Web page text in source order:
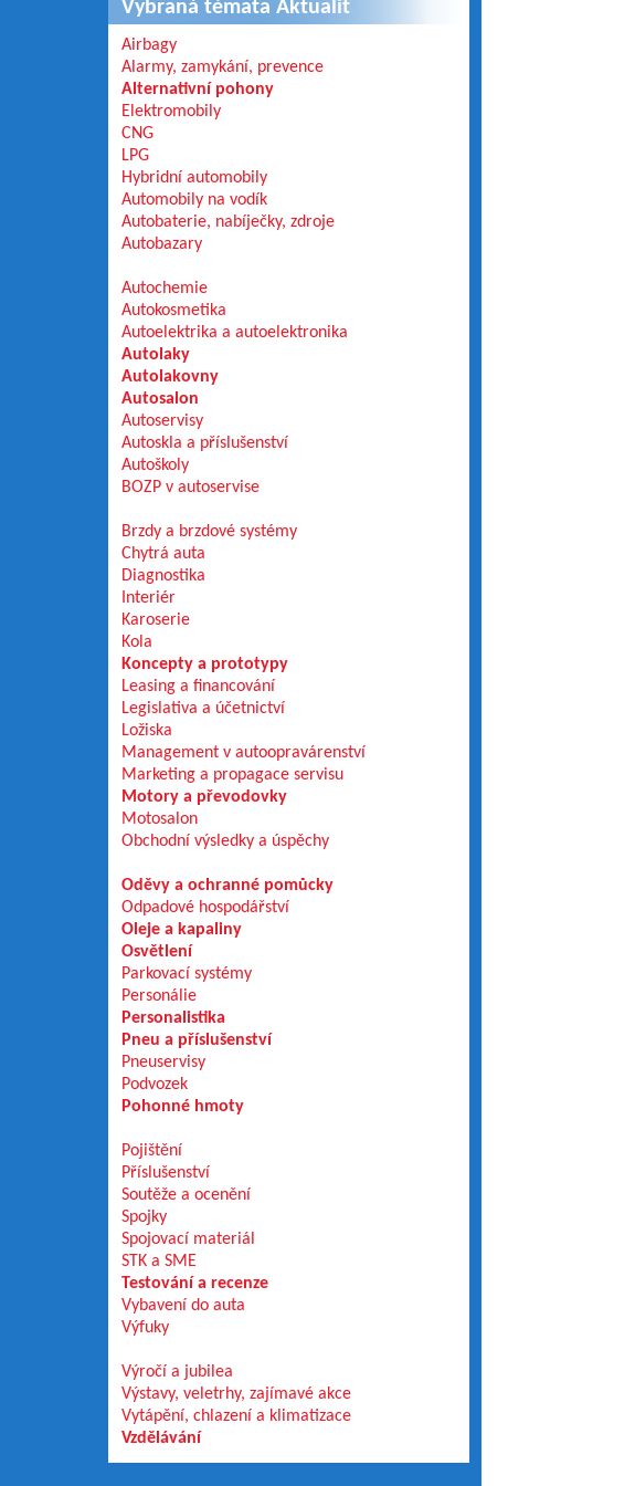
Vybraná témata Aktualit
Airbagy
Alarmy, zamykání, prevence
Alternativní pohony
Elektromobily
CNG
LPG
Hybridní automobily
Automobily na vodík
Autobaterie, nabíječky, zdroje
Autobazary
Autochemie
Autokosmetika
Autoelektrika a autoelektronika
Autolaky
Autolakovny
Autosalon
Autoservisy
Autoskla a příslušenství
Autoškoly
BOZP v autoservise
Brzdy a brzdové systémy
Chytrá auta
Diagnostika
Interiér
Karoserie
Kola
Koncepty a prototypy
Leasing a financování
Legislativa a účetnictví
Ložiska
Management v autoopravárenství
Marketing a propagace servisu
Motory a převodovky
Motosalon
Obchodní výsledky a úspěchy
Oděvy a ochranné pomůcky
Odpadové hospodářství
Oleje a kapaliny
Osvětlení
Parkovací systémy
Personálie
Personalistika
Pneu a příslušenství
Pneuservisy
Podvozek
Pohonné hmoty
Pojištění
Příslušenství
Soutěže a ocenění
Spojky
Spojovací materiál
STK a SME
Testování a recenze
Vybavení do auta
Výfuky
Výročí a jubilea
Výstavy, veletrhy, zajímavé akce
Vytápění, chlazení a klimatizace
Vzdělávání